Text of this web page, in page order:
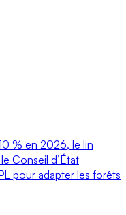
% en 2026, le lin
Conseil d’État
pour adapter les forêts